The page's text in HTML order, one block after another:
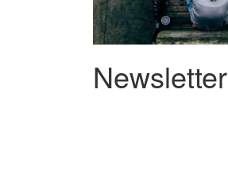
Newsletter